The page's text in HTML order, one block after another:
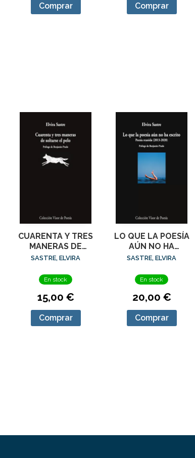
Comprar Comprar
CUARENTA Y TRES
MANERAS DE
SOLTARSE EL
SASTRE, ELVIRA
En stock
15,00 €
Comprar
LO QUE LA POESÍA
AÚN NO HA
ESCRITO
SASTRE, ELVIRA
En stock
20,00 €
Comprar